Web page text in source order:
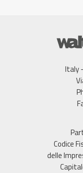
Italy
Codice
delle